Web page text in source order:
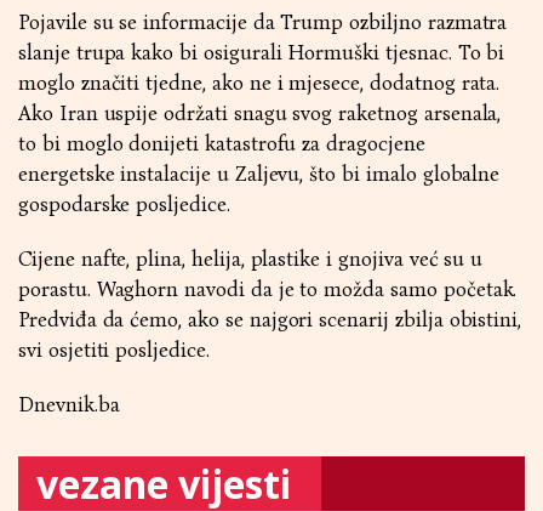
Pojavile su se informacije da Trump ozbiljno razmatra
slanje trupa kako bi osigurali Hormuški tjesnac. To bi
moglo značiti tjedne, ako ne i mjesece, dodatnog rata.
Ako Iran uspije održati snagu svog raketnog arsenala,
to bi moglo donijeti katastrofu za dragocjene
energetske instalacije u Zaljevu, što bi imalo globalne
gospodarske posljedice.
Cijene nafte, plina, helija, plastike i gnojiva već su u
porastu. Waghorn navodi da je to možda samo početak.
Predviđa da ćemo, ako se najgori scenarij zbilja obistini,
svi osjetiti posljedice.
Dnevnik.ba
vezane vijesti